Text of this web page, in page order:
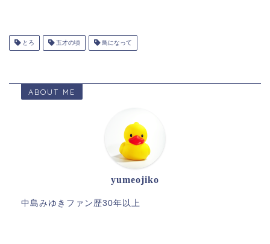
とろ 五才の頃 鳥になって
ABOUT ME
yumeojiko
中島みゆきファン歴30年以上